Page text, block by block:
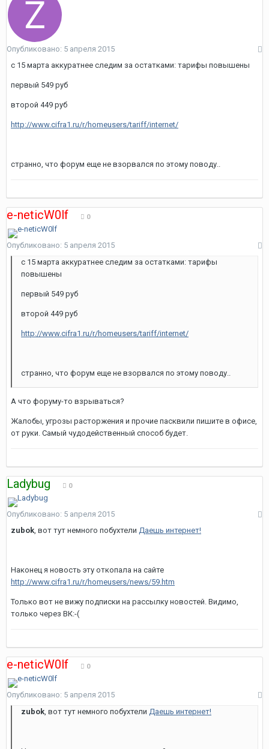
Опубликовано: 5 апреля 2015
с 15 марта аккуратнее следим за остатками: тарифы повышены
первый 549 руб
второй 449 руб
http://www.cifra1.ru/r/homeusers/tariff/internet/
странно, что форум еще не взорвался по этому поводу..
e-neticW0lf 0
Опубликовано: 5 апреля 2015
с 15 марта аккуратнее следим за остатками: тарифы
повышены
первый 549 руб
второй 449 руб
http://www.cifra1.ru/r/homeusers/tariff/internet/
странно, что форум еще не взорвался по этому поводу..
А что форуму-то взрываться?
Жалобы, угрозы расторжения и прочие пасквили пишите в офисе,
от руки. Самый чудодейственный способ будет.
Ladybug 0
Опубликовано: 5 апреля 2015
zubok, вот тут немного побухтели Даешь интернет!
Наконец я новость эту откопала на сайте
http://www.cifra1.ru/r/homeusers/news/59.htm
Только вот не вижу подписки на рассылку новостей. Видимо,
только через ВК:-(
e-neticW0lf 0
Опубликовано: 5 апреля 2015
zubok, вот тут немного побухтели Даешь интернет!